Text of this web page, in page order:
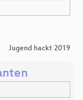
Jugend hackt 2019